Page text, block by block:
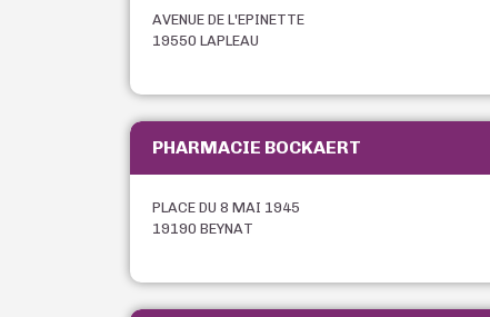
AVENUE DE L'EPINETTE
19550 LAPLEAU
PHARMACIE BOCKAERT
PLACE DU 8 MAI 1945
19190 BEYNAT